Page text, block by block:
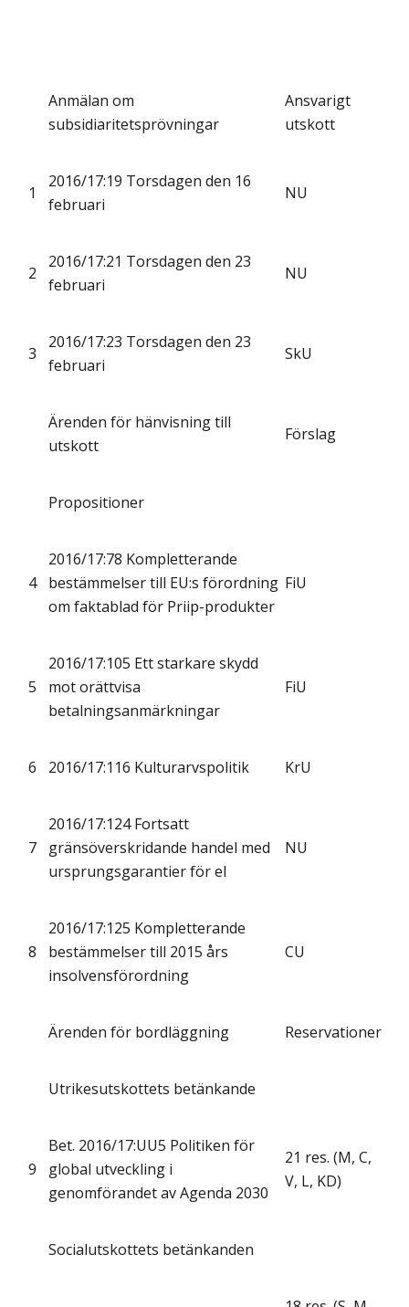
Anmälan om
subsidiaritetsprövningar
Ansvarigt
utskott
1
2016/17:19 Torsdagen den 16
februari
NU
2
2016/17:21 Torsdagen den 23
februari
NU
3
2016/17:23 Torsdagen den 23
februari
SkU
Ärenden för hänvisning till
utskott
Förslag
Propositioner
4
2016/17:78 Kompletterande
bestämmelser till EU:s förordning
om faktablad för Priip-produkter
FiU
5
2016/17:105 Ett starkare skydd
mot orättvisa
betalningsanmärkningar
FiU
6 2016/17:116 Kulturarvspolitik KrU
7
2016/17:124 Fortsatt
gränsöverskridande handel med
ursprungsgarantier för el
NU
8
2016/17:125 Kompletterande
bestämmelser till 2015 års
insolvensförordning
CU
Ärenden för bordläggning Reservationer
Utrikesutskottets betänkande
9
Bet. 2016/17:UU5 Politiken för
global utveckling i
genomförandet av Agenda 2030
21 res. (M, C,
V, L, KD)
Socialutskottets betänkanden